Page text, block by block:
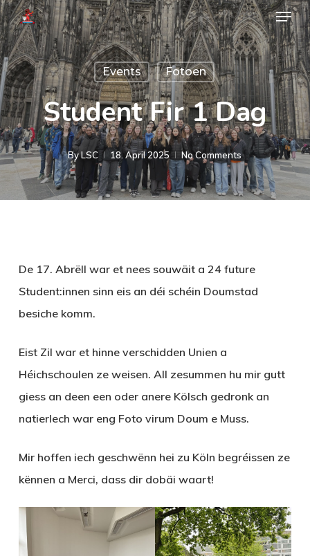
Skip
to
main
content
Menu
Events Fotoen
Student Fir 1 Dag
ByLSC 18. April 2025 No Comments
De 17. Abrëll war et nees souwäit a 24 future
Student:innen sinn eis an déi schéin Doumstad
besiche komm.
Eist Zil war et hinne verschidden Unien a
Héichschoulen ze weisen. All zesummen hu mir gutt
giess an deen een oder anere Kölsch gedronk an
natierlech war eng Foto virum Doum e Muss.
Mir hoffen iech geschwënn hei zu Köln begréissen ze
kënnen a Merci, dass dir dobäi waart!